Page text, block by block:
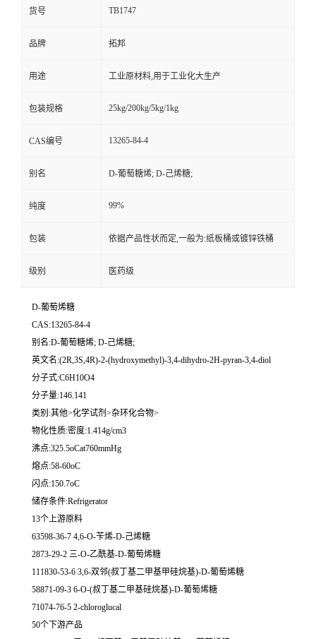
货号 TB1747
品牌 拓邦
用途 工业原材料,用于工业化大生产
包装规格 25kg/200kg/5kg/1kg
CAS编号 13265-84-4
别名 D-葡萄糖烯; D-己烯糖;
纯度 99%
包装 依据产品性状而定,一般为:纸板桶或镀锌铁桶
级别 医药级
D-葡萄烯糖
CAS:13265-84-4
别名:D-葡萄糖烯; D-己烯糖;
英文名:(2R,3S,4R)-2-(hydroxymethyl)-3,4-dihydro-2H-pyran-3,4-diol
分子式:C6H10O4
分子量:146.141
类别:其他>化学试剂>杂环化合物>
物化性质:密度:1.414g/cm3
沸点:325.5oCat760mmHg
熔点:58-60oC
闪点:150.7oC
储存条件:Refrigerator
13个上游原料
63598-36-7 4,6-O-苄烯-D-己烯糖
2873-29-2 三-O-乙酰基-D-葡萄烯糖
111830-53-6 3,6-双邻(叔丁基二甲基甲硅烷基)-D-葡萄烯糖
58871-09-3 6-O-(叔丁基二甲基硅烷基)-D-葡萄烯糖
71074-76-5 2-chloroglucal
50个下游产品